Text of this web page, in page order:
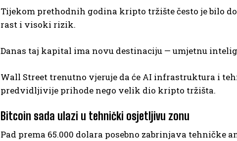
Tijekom prethodnih godina kripto tržište često je bilo
rast i visoki rizik.
Danas taj kapital ima novu destinaciju — umjetnu
Wall Street trenutno vjeruje da će AI infrastruktura i
predvidljivije prihode nego velik dio kripto tržišta.
Bitcoin sada ulazi u tehnički osjetljivu zonu
Pad prema 65.000 dolara posebno zabrinjava